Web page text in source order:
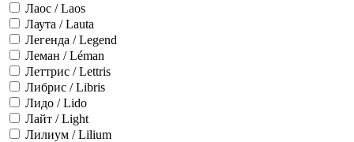
Лаос / Laos
Лаута / Lauta
Легенда / Legend
Леман / Léman
Леттрис / Lettris
Либрис / Libris
Лидо / Lido
Лайт / Light
Лилиум / Lilium